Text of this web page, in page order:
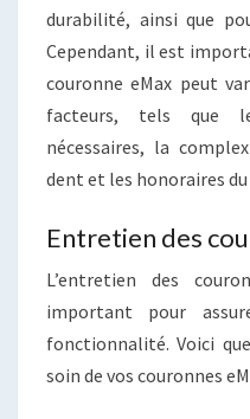
durabilité, ainsi que
Cependant, il est
couronne eMax peut
facteurs, tels que
nécessaires, la
dent et les honoraires
Entretien des
L’entretien des
important pour
fonctionnalité. Voici
soin de vos couronnes